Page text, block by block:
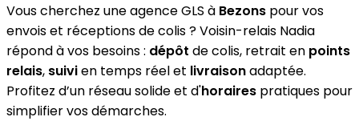
Vous cherchez une agence GLS à Bezons pour vos
envois et réceptions de colis ? Voisin-relais Nadia
répond à vos besoins : dépôt de colis, retrait en points
relais, suivien temps réel et livraisonadaptée.
Profitez d’un réseau solide et d'horaires pratiques pour
simplifier vos démarches.